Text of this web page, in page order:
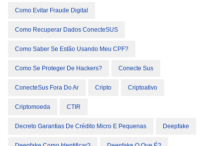
Como Evitar Fraude Digital
Como Recuperar Dados ConecteSUS
Como Saber Se Estão Usando Meu CPF?
Como Se Proteger De Hackers? Conecte Sus
ConecteSus Fora Do Ar Cripto Criptoativo
Criptomoeda CTIR
Decreto Garantias De Crédito Micro E Pequenas Deepfake